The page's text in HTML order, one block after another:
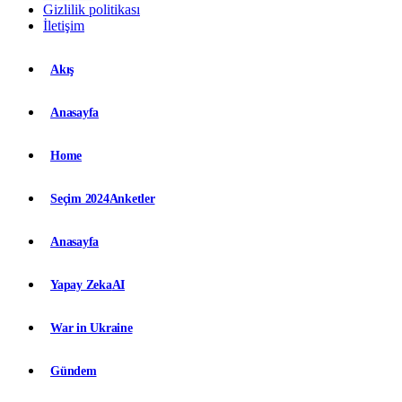
Gizlilik politikası
İletişim
Akış
Anasayfa
Home
Seçim 2024Anketler
Anasayfa
Yapay ZekaAI
War in Ukraine
Gündem